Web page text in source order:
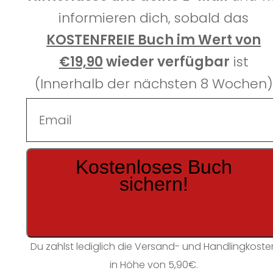
informieren dich, sobald das
KOSTENFREIE Buch im Wert von
€19,90wieder verfügbar ist
(Innerhalb der nächsten 8 Wochen)
Kostenloses Buch
sichern!
Du zahlst lediglich die Versand- und
in Höhe von 5,90€.